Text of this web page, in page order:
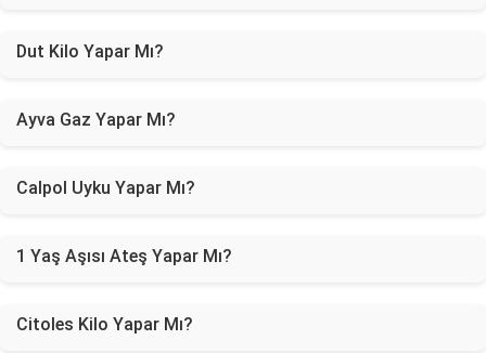
Dut Kilo Yapar Mı?
Ayva Gaz Yapar Mı?
Calpol Uyku Yapar Mı?
1 Yaş Aşısı Ateş Yapar Mı?
Citoles Kilo Yapar Mı?